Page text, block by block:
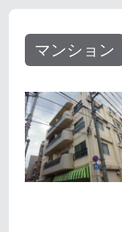
マンション